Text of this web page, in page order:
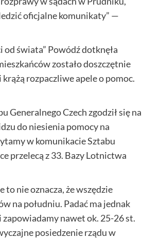
oficjalne komunikaty” —
świata” Powódź dotknęła
zostało doszczętnie
rozpaczliwe apele o pomoc.
Generalnego Czech zgodził się na
do niesienia pomocy na
w komunikacie Sztabu
przelecą z 33. Bazy Lotnictwa
to nie oznacza, że wszędzie
na południu. Padać ma jednak
nawet ok. 25-26 st.
posiedzenie rządu w